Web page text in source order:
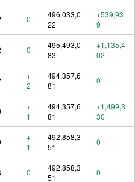
0
496,033,0
22
+539,93
9
0
495,493,0
83
+1,135,4
02
+
2
494,357,6
81
0
+
1
494,357,6
81
+1,499,3
30
+
1
492,858,3
51
0
0
492,858,3
51
0